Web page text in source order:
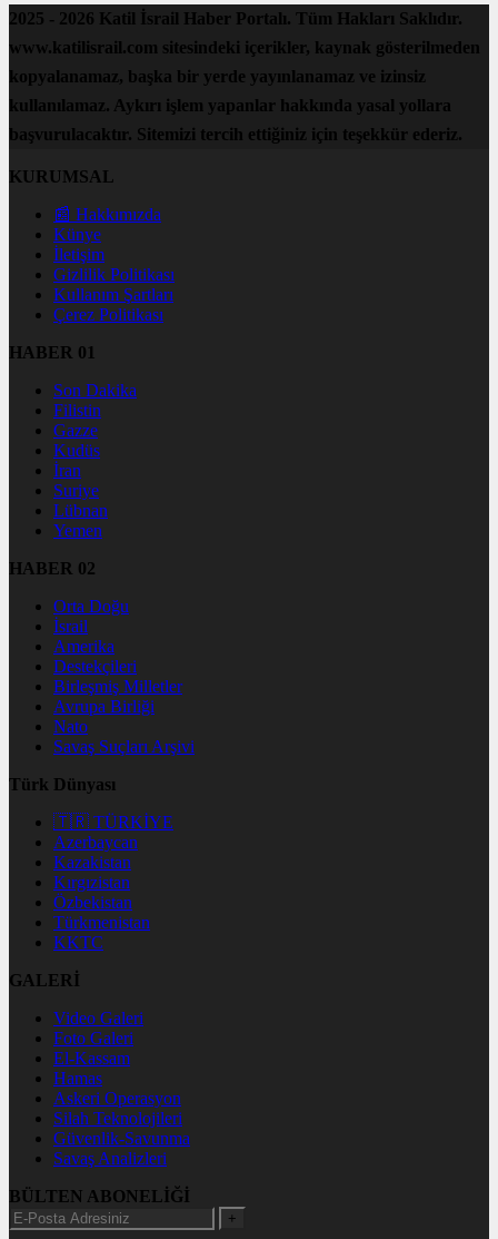
2025 - 2026 Katil İsrail Haber Portalı. Tüm Hakları Saklıdır.
www.katilisrail.com sitesindeki içerikler, kaynak gösterilmeden
kopyalanamaz, başka bir yerde yayınlanamaz ve izinsiz
kullanılamaz. Aykırı işlem yapanlar hakkında yasal yollara
başvurulacaktır. Sitemizi tercih ettiğiniz için teşekkür ederiz.
KURUMSAL
📰 Hakkımızda
Künye
İletişim
Gizlilik Politikası
Kullanım Şartları
Çerez Politikası
HABER 01
Son Dakika
Filistin
Gazze
Kudüs
İran
Suriye
Lübnan
Yemen
HABER 02
Orta Doğu
İsrail
Amerika
Destekçileri
Birleşmiş Milletler
Avrupa Birliği
Nato
Savaş Suçları Arşivi
Türk Dünyası
🇹🇷 TÜRKİYE
Azerbaycan
Kazakistan
Kırgızistan
Özbekistan
Türkmenistan
KKTC
GALERİ
Video Galeri
Foto Galeri
El-Kassam
Hamas
Askeri Operasyon
Silah Teknolojileri
Güvenlik-Savunma
Savaş Analizleri
BÜLTEN ABONELİĞİ
+